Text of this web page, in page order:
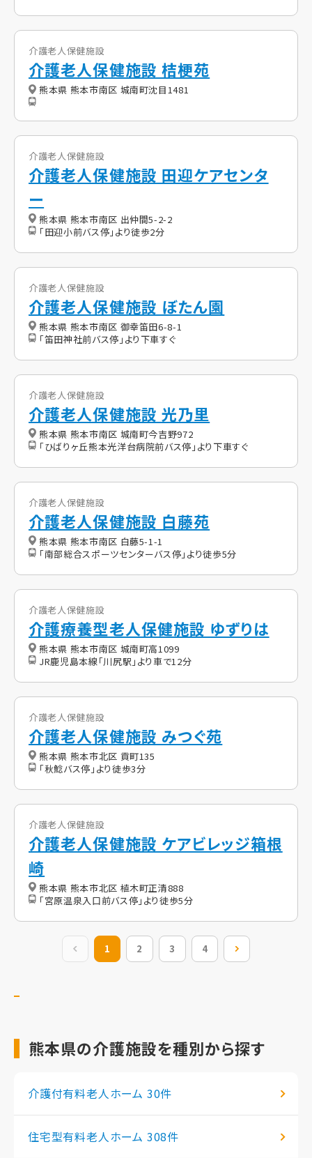
介護老人保健施設
介護老人保健施設 桔梗苑
熊本県 熊本市南区 城南町沈目1481
介護老人保健施設
介護老人保健施設 田迎ケアセンタ
ー
熊本県 熊本市南区 出仲間5-2-2
「田迎小前バス停」より徒歩2分
介護老人保健施設
介護老人保健施設 ぼたん園
熊本県 熊本市南区 御幸笛田6-8-1
「笛田神社前バス停」より下車すぐ
介護老人保健施設
介護老人保健施設 光乃里
熊本県 熊本市南区 城南町今吉野972
「ひばりヶ丘熊本光洋台病院前バス停」より下車すぐ
介護老人保健施設
介護老人保健施設 白藤苑
熊本県 熊本市南区 白藤5-1-1
「南部総合スポーツセンターバス停」より徒歩5分
介護老人保健施設
介護療養型老人保健施設 ゆずりは
熊本県 熊本市南区 城南町高1099
JR鹿児島本線「川尻駅」より車で12分
介護老人保健施設
介護老人保健施設 みつぐ苑
熊本県 熊本市北区 貢町135
「秋鯰バス停」より徒歩3分
介護老人保健施設
介護老人保健施設 ケアビレッジ箱根
崎
熊本県 熊本市北区 植木町正清888
「宮原温泉入口前バス停」より徒歩5分
前の20件
1 2 3 4
熊本県の介護施設を種別から探す
介護付有料老人ホーム 30件
住宅型有料老人ホーム 308件